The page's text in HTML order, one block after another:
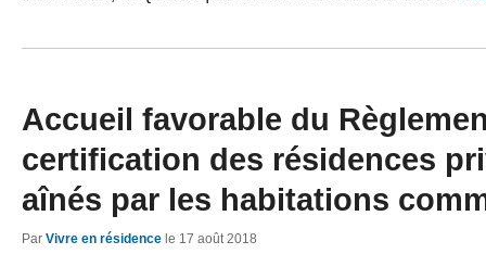
Accueil favorable du
certification des résidences
aînés par les habitations
Par Vivre en résidence le 17 août 2018